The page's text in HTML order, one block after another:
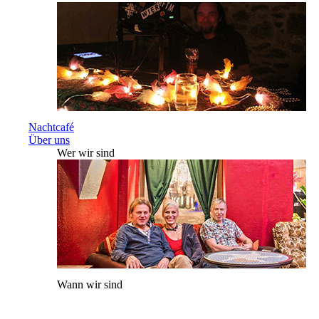
Nachtcafé
Über uns
Wer wir sind
Wann wir sind